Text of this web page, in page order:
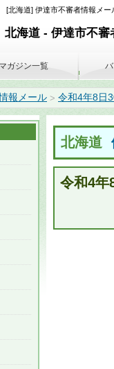
[北海道] 伊達市不審者情報メ
北海道 - 伊達市不審
報メール > 令和4年8日
北海道
令和4年
ガジン一覧